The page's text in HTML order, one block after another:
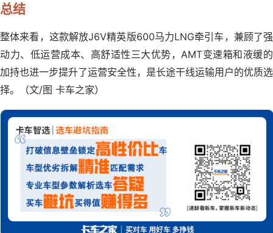
总结
整体来看，这款解放J6V精英版600马力LNG牵引车，兼顾了强
动力、低运营成本、高舒适性三大优势，AMT变速箱和液缓的
加持也进一步提升了运营安全性，是长途干线运输用户的优质选
择。（文/图 卡车之家）